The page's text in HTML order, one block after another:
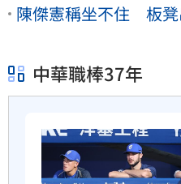
陳傑憲稱坐不住 板凳
中華職棒37年